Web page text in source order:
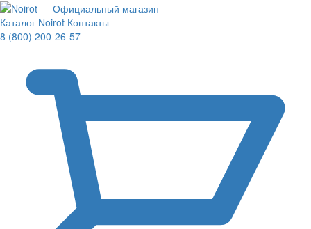
Каталог Noirot Контакты
8 (800) 200-26-57